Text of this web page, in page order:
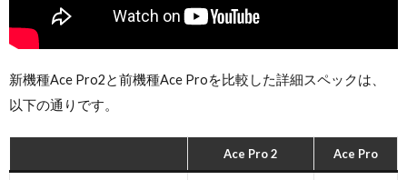
新機種Ace Pro2と前機種Ace Proを比較した詳細スペックは、
以下の通りです。
Ace Pro 2 Ace Pro